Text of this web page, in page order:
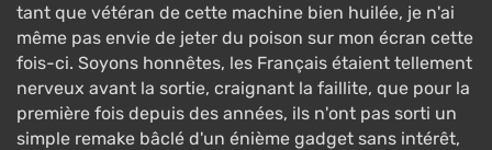
tant que vétéran de cette machine bien huilée, je n'ai
même pas envie de jeter du poison sur mon écran cette
fois-ci. Soyons honnêtes, les Français étaient tellement
nerveux avant la sortie, craignant la faillite, que pour la
première fois depuis des années, ils n'ont pas sorti un
simple remake bâclé d'un énième gadget sans intérêt,